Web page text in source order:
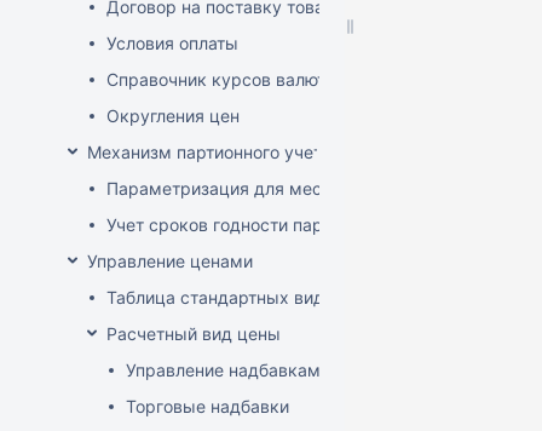
Договор на поставку товаров (форма)
Условия оплаты
Справочник курсов валют
Округления цен
Механизм партионного учета
Параметризация для места хранения механизма
Учет сроков годности партий
Управление ценами
Таблица стандартных видов цен
Расчетный вид цены
Управление надбавками
Торговые надбавки